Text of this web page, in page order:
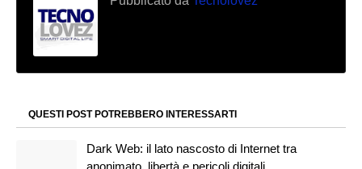
QUESTI POST POTREBBERO INTERESSARTI
Dark Web: il lato nascosto di Internet tra